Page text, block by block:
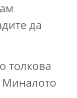
да
толкова
Миналото